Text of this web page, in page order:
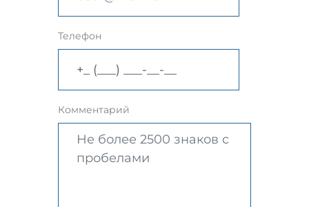
Телефон
Комментарий